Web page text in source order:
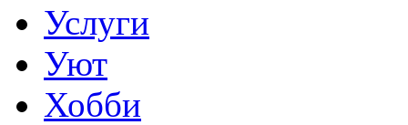
Услуги
Уют
Хобби